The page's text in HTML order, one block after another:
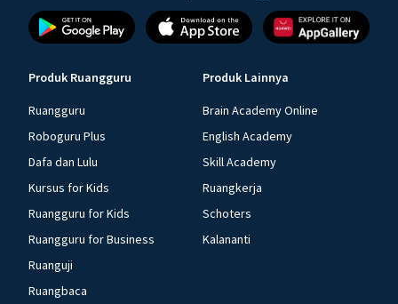
Produk Ruangguru
Ruangguru
Roboguru Plus
Dafa dan Lulu
Kursus for Kids
Ruangguru for Kids
Ruangguru for Business
Ruanguji
Ruangbaca
Produk Lainnya
Brain Academy Online
English Academy
Skill Academy
Ruangkerja
Schoters
Kalananti